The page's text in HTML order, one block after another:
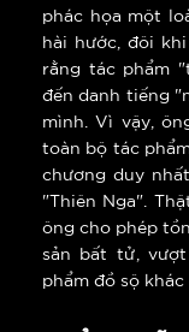
phác họa một
hài hước, đôi
rằng tác phẩm
đến danh tiếng
mình. Vì vậy,
toàn bộ tác
chương duy
"Thiên Nga".
ông cho phép
sản bất tử,
phẩm đồ sộ khác